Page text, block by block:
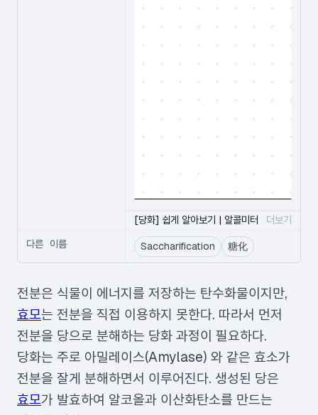
▶
[당화] 쉽게 알아보기 | 알콜미터
더보기
다른 이름
Saccharification 糖化
전분은 식물이 에너지를 저장하는 탄수화물이지만,
효모는 전분을 직접 이용하지 못한다. 따라서 먼저
전분을 당으로 분해하는 당화 과정이 필요하다.
당화는 주로 아밀레이스(Amylase) 와 같은 효소가
전분을 잘게 분해하면서 이루어진다. 생성된 당은
효모가 발효하여 알코올과 이산화탄소를 만드는